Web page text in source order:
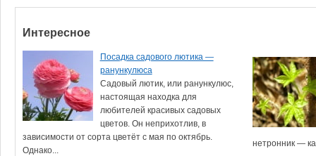
Интересное
Посадка садового лютика —
ранункулюса
Садовый лютик, или ранункулюс,
настоящая находка для
любителей красивых садовых
цветов. Он неприхотлив, в
зависимости от сорта цветёт с мая по октябрь.
Однако...
нетронник —